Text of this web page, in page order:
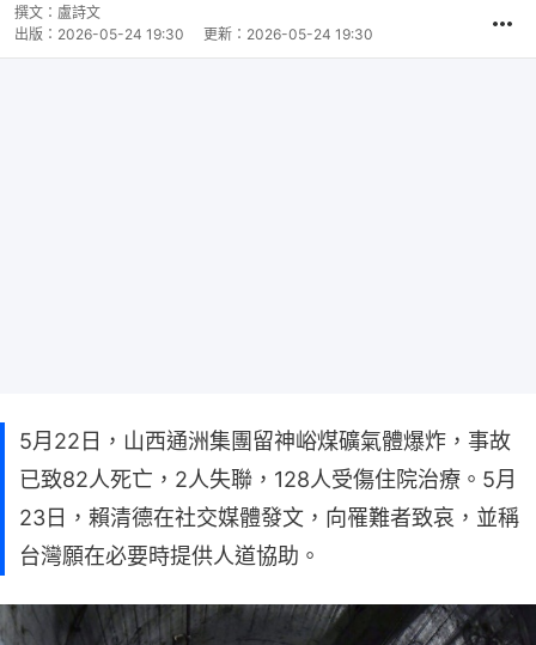
撰文： 盧詩文
出版： 2026-05-24 19:30 更新： 2026-05-24 19:30
5月22日，山西通洲集團留神峪煤礦氣體爆炸，事故
已致82人死亡，2人失聯，128人受傷住院治療。5月
23日，賴清德在社交媒體發文，向罹難者致哀，並稱
台灣願在必要時提供人道協助。